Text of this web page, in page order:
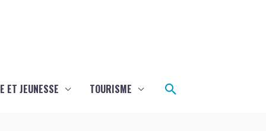
ET JEUNESSE TOURISME Rechercher